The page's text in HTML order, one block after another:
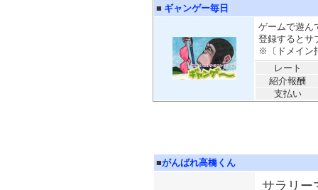
■ ギャンゲー毎日
ゲームで遊ん
登録するとサ
※〔ドメイン
レート
紹介報酬
支払い
■がんばれ高橋くん
サラリー